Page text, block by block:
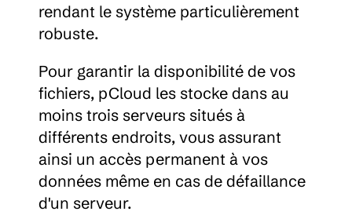
rendant le système particulièrement
robuste.
Pour garantir la disponibilité de vos
fichiers, pCloud les stocke dans au
moins trois serveurs situés à
différents endroits, vous assurant
ainsi un accès permanent à vos
données même en cas de défaillance
d'un serveur.